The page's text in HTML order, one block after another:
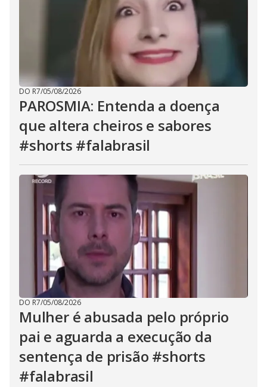
DO R7/05/08/2026
PAROSMIA: Entenda a doença
que altera cheiros e sabores
#shorts #falabrasil
DO R7/05/08/2026
Mulher é abusada pelo próprio
pai e aguarda a execução da
sentença de prisão #shorts
#falabrasil